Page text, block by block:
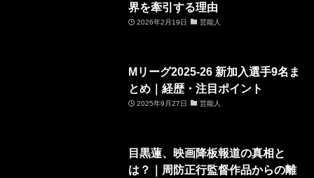
界を牽引する理由
2026年2月19日 芸能人
Mリーグ2025-26 新加入選手9名ま
とめ｜経歴・注目ポイント
2025年9月27日 芸能人
目黒蓮、映画降板報道の真相と
は？｜周防正行監督作品からの離